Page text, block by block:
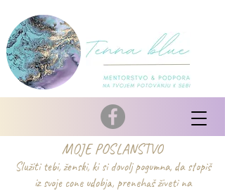
MOJE POSLANSTVO
Služiti tebi, ženski, ki si dovolj pogumna, da stopiš
iz svoje cone udobja, prenehaš živeti na